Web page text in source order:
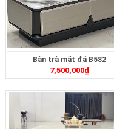
Bàn trà mặt đá B582
7,500,000₫